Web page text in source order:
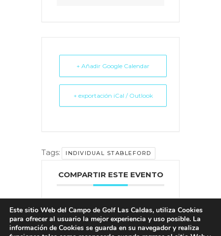
+ Añadir Google Calendar
+ exportación iCal / Outlook
Tags: INDIVIDUAL STABLEFORD
COMPARTIR ESTE EVENTO
Este sitio Web del Campo de Golf Las Caldas, utiliza Cookies
para ofrecer al usuario la mejor experiencia y uso posible. La
información de Cookies se guarda en su navegador y realiza